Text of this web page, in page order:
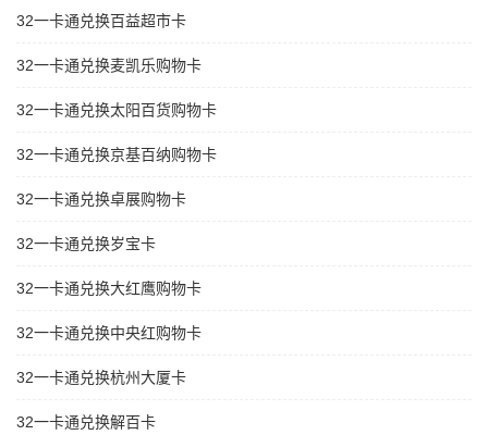
32一卡通兑换百益超市卡
32一卡通兑换麦凯乐购物卡
32一卡通兑换太阳百货购物卡
32一卡通兑换京基百纳购物卡
32一卡通兑换卓展购物卡
32一卡通兑换岁宝卡
32一卡通兑换大红鹰购物卡
32一卡通兑换中央红购物卡
32一卡通兑换杭州大厦卡
32一卡通兑换解百卡